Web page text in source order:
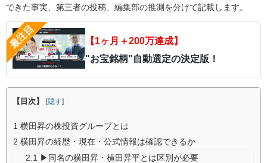
できた事実、第三者の投稿、編集部の推測を分けて記載します。
【1ヶ月＋200万達成】
"お宝銘柄"自動選定の決定版！
【目次】 [隠す]
1 横田昇の株投資グループとは
2 横田昇の経歴・現在・公式情報は確認できるか
2.1 ▶同名の横田昇・横田昇平とは区別が必要